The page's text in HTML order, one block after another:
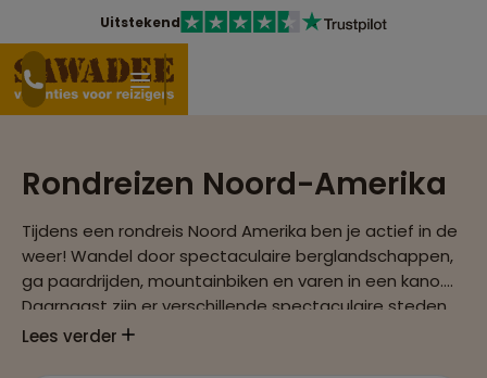
Uitstekend
Rondreizen Noord-Amerika
Tijdens een rondreis Noord Amerika ben je actief in de
weer! Wandel door spectaculaire berglandschappen,
ga paardrijden, mountainbiken en varen in een kano.
Daarnaast zijn er verschillende spectaculaire steden
te ontdekken zoals Vancouver of New York City. Alles
Lees verder